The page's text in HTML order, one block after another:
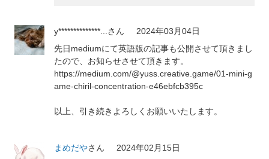
y**************... さん
2024年03月04日
先日mediumにて英語版の記事も公開させて頂きまし
たので、お知らせさせて頂きます。
https://medium.com/@yuss.creative.game/01-mini-g
ame-chiril-concentration-e46ebfcb395c
以上、引き続きよろしくお願いいたします。
まめだやさん
2024年02月15日